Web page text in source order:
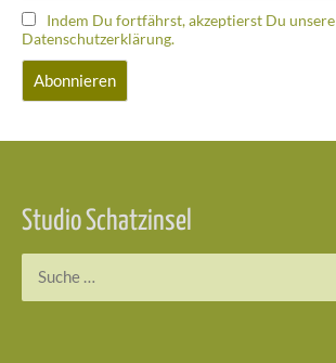
Indem Du fortfährst, akzeptierst Du unsere
Datenschutzerklärung.
Studio Schatzinsel